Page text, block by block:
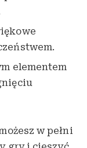
elementem
w pełni